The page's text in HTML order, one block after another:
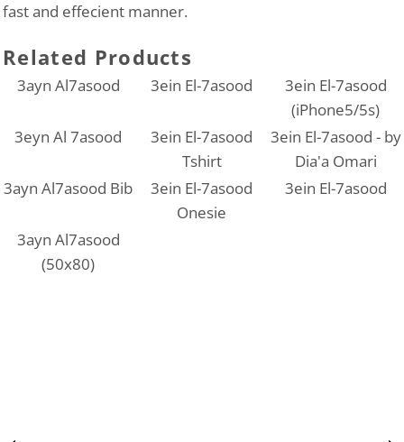
fast and effecient manner.
Related Products
3ayn Al7asood 3ein El-7asood
3ein El-7asood
(iPhone5/5s)
3eyn Al 7asood
3ein El-7asood
Tshirt
3ein El-7asood - by
Dia'a Omari
3ayn Al7asood Bib
3ein El-7asood
Onesie
3ein El-7asood
3ayn Al7asood
(50x80)